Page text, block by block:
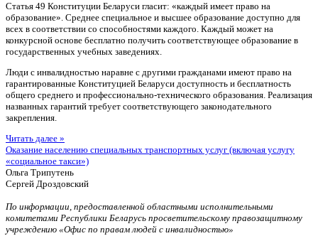
Статья 49 Конституции Беларуси гласит: «каждый имеет право на
образование». Среднее специальное и высшее образование доступно для
всех в соответствии со способностями каждого. Каждый может на
конкурсной основе бесплатно получить соответствующее образование в
государственных учебных заведениях.
Люди с инвалидностью наравне с другими гражданами имеют право на
гарантированные Конституцией Беларуси доступность и бесплатность
общего среднего и профессионально-технического образования. Реализация
названных гарантий требует соответствующего законодательного
закрепления.
Читать далее »
Оказание населению специальных транспортных услуг (включая услугу
«социальное такси»)
Ольга Трипутень
Сергей Дроздовский
По информации, предоставленной областными исполнительными
комитетами Республики Беларусь просветительскому правозащитному
учреждению «Офис по правам людей с инвалидностью»